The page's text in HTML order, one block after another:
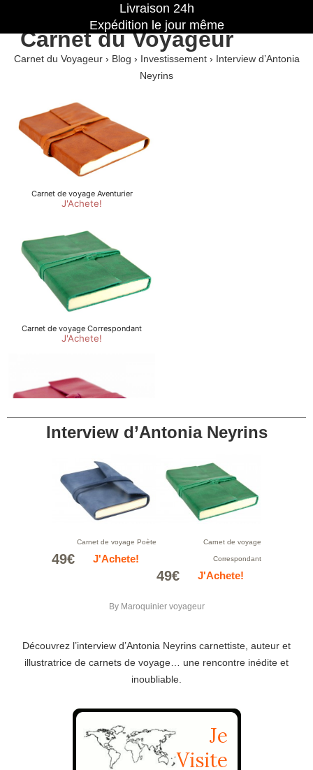
Carnet du Voyageur
Carnet du Voyageur› Blog › Investissement› Interview d’Antonia
Neyrins
Interview d’Antonia Neyrins
Carnet de voyage Poète
49€ J'Achete!
Carnet de voyage
Correspondant
49€ J'Achete!
By Maroquinier voyageur
Découvrez l’interview d’Antonia Neyrins carnettiste, auteur et
illustratrice de carnets de voyage… une rencontre inédite et
inoubliable.
Livraison 24h
Expédition le jour même